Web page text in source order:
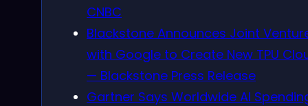
CNBC
Blackstone Announces Joint
with Google to Create New TPU
— Blackstone Press Release
Gartner Says Worldwide AI